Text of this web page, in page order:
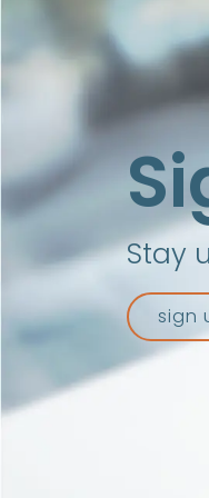
Stay
sign